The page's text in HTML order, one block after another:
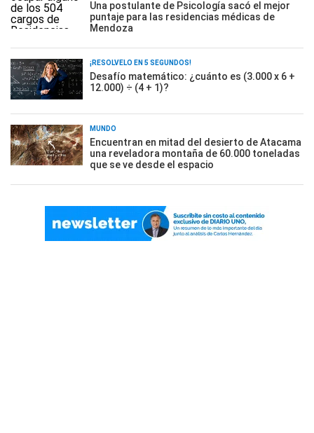
Una postulante de Psicología sacó el mejor
puntaje para las residencias médicas de
Mendoza
¡RESOLVELO EN 5 SEGUNDOS!
Desafío matemático: ¿cuánto es (3.000 x 6 +
12.000) ÷ (4 + 1)?
MUNDO
Encuentran en mitad del desierto de Atacama
una reveladora montaña de 60.000 toneladas
que se ve desde el espacio